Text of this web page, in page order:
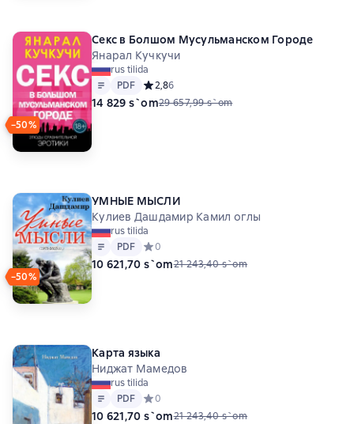
−50%
Секс в Болшом Мусульманском Городе
Янарал Кучкучи
rus tilida
Matn
PDF
PDF Средний рейтинг 2,8 на основе 6 оценок
2,86
14 829 s`om29 657,99 s`om
−50%
УМНЫЕ МЫСЛИ
Кулиев Дашдамир Камил оглы
rus tilida
Matn
PDF
PDF Средний рейтинг 0 на основе 0 оценок
0
10 621,70 s`om21 243,40 s`om
Карта языка
Ниджат Мамедов
rus tilida
Matn
PDF
PDF Средний рейтинг 0 на основе 0 оценок
0
10 621,70 s`om21 243,40 s`om